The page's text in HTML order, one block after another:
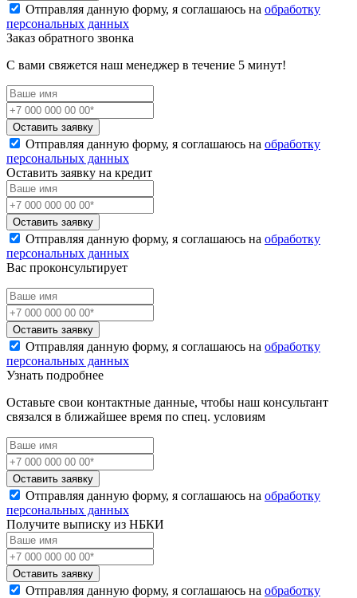
Отправляя данную форму, я соглашаюсь на обработку
персональных данных
Заказ обратного звонка
С вами свяжется наш менеджер в течение 5 минут!
Оставить заявку
Отправляя данную форму, я соглашаюсь на обработку
персональных данных
Оставить заявку на кредит
Оставить заявку
Отправляя данную форму, я соглашаюсь на обработку
персональных данных
Вас проконсультирует
Оставить заявку
Отправляя данную форму, я соглашаюсь на обработку
персональных данных
Узнать подробнее
Оставьте свои контактные данные, чтобы наш консультант
связался в ближайшее время по спец. условиям
Оставить заявку
Отправляя данную форму, я соглашаюсь на обработку
персональных данных
Получите выписку из НБКИ
Оставить заявку
Отправляя данную форму, я соглашаюсь на обработку